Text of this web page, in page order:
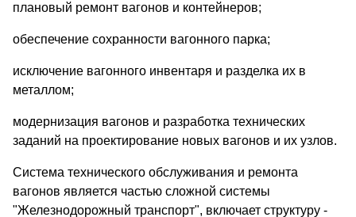
плановый ремонт вагонов и контейнеров;
обеспечение сохранности вагонного парка;
исключение вагонного инвентаря и разделка их в
металлом;
модернизация вагонов и разработка технических
заданий на проектирование новых вагонов и их узлов.
Система технического обслуживания и ремонта
вагонов является частью сложной системы
"Железнодорожный транспорт", включает структуру -